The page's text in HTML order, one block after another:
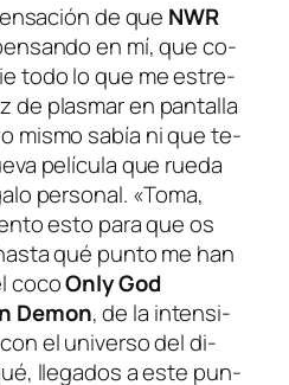
de que NWR
en mí, que co­
to­do lo que me es­tre­
de plas­mar en pan­ta­lla
mis­mo sa­bía ni que te­
pe­lí­cu­la que rue­da
per­so­nal. «Toma,
es­to pa­ra que os
qué pun­to me han
co­coOnly God
Demon, de la in­ten­si­
el uni­ver­so del di­
lle­ga­dos a es­te pun­